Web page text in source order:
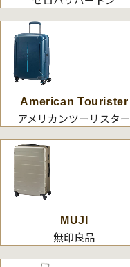
American Tourister
アメリカンツーリスター
MUJI
無印良品